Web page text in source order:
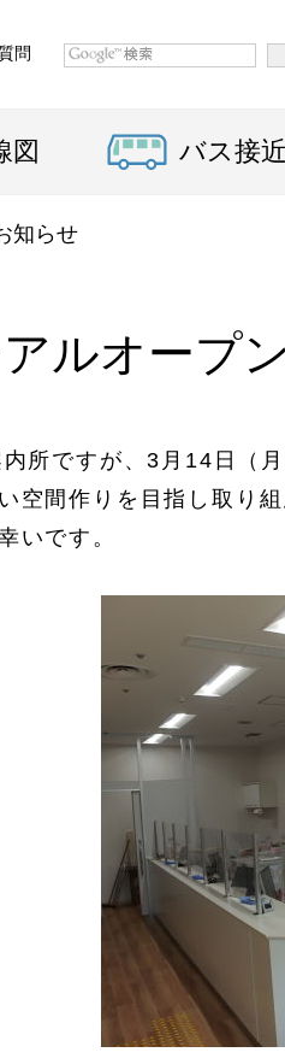
問
図 バス接
知らせ
ルオープン
所ですが、3月14日（
間作りを目指し取り組
いです。